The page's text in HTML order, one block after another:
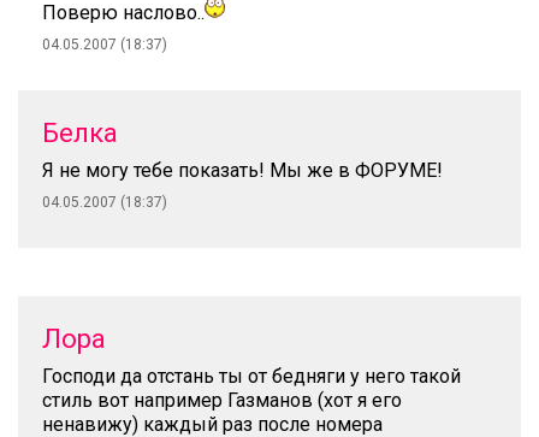
Поверю наслово..
04.05.2007 (18:37)
Белка
Я не могу тебе показать! Мы же в ФОРУМЕ!
04.05.2007 (18:37)
Лора
Господи да отстань ты от бедняги у него такой
стиль вот например Газманов (хот я его
ненавижу) каждый раз после номера